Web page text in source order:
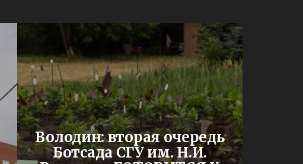
Володин: вторая очередь
Ботсада СГУ им. Н.И.